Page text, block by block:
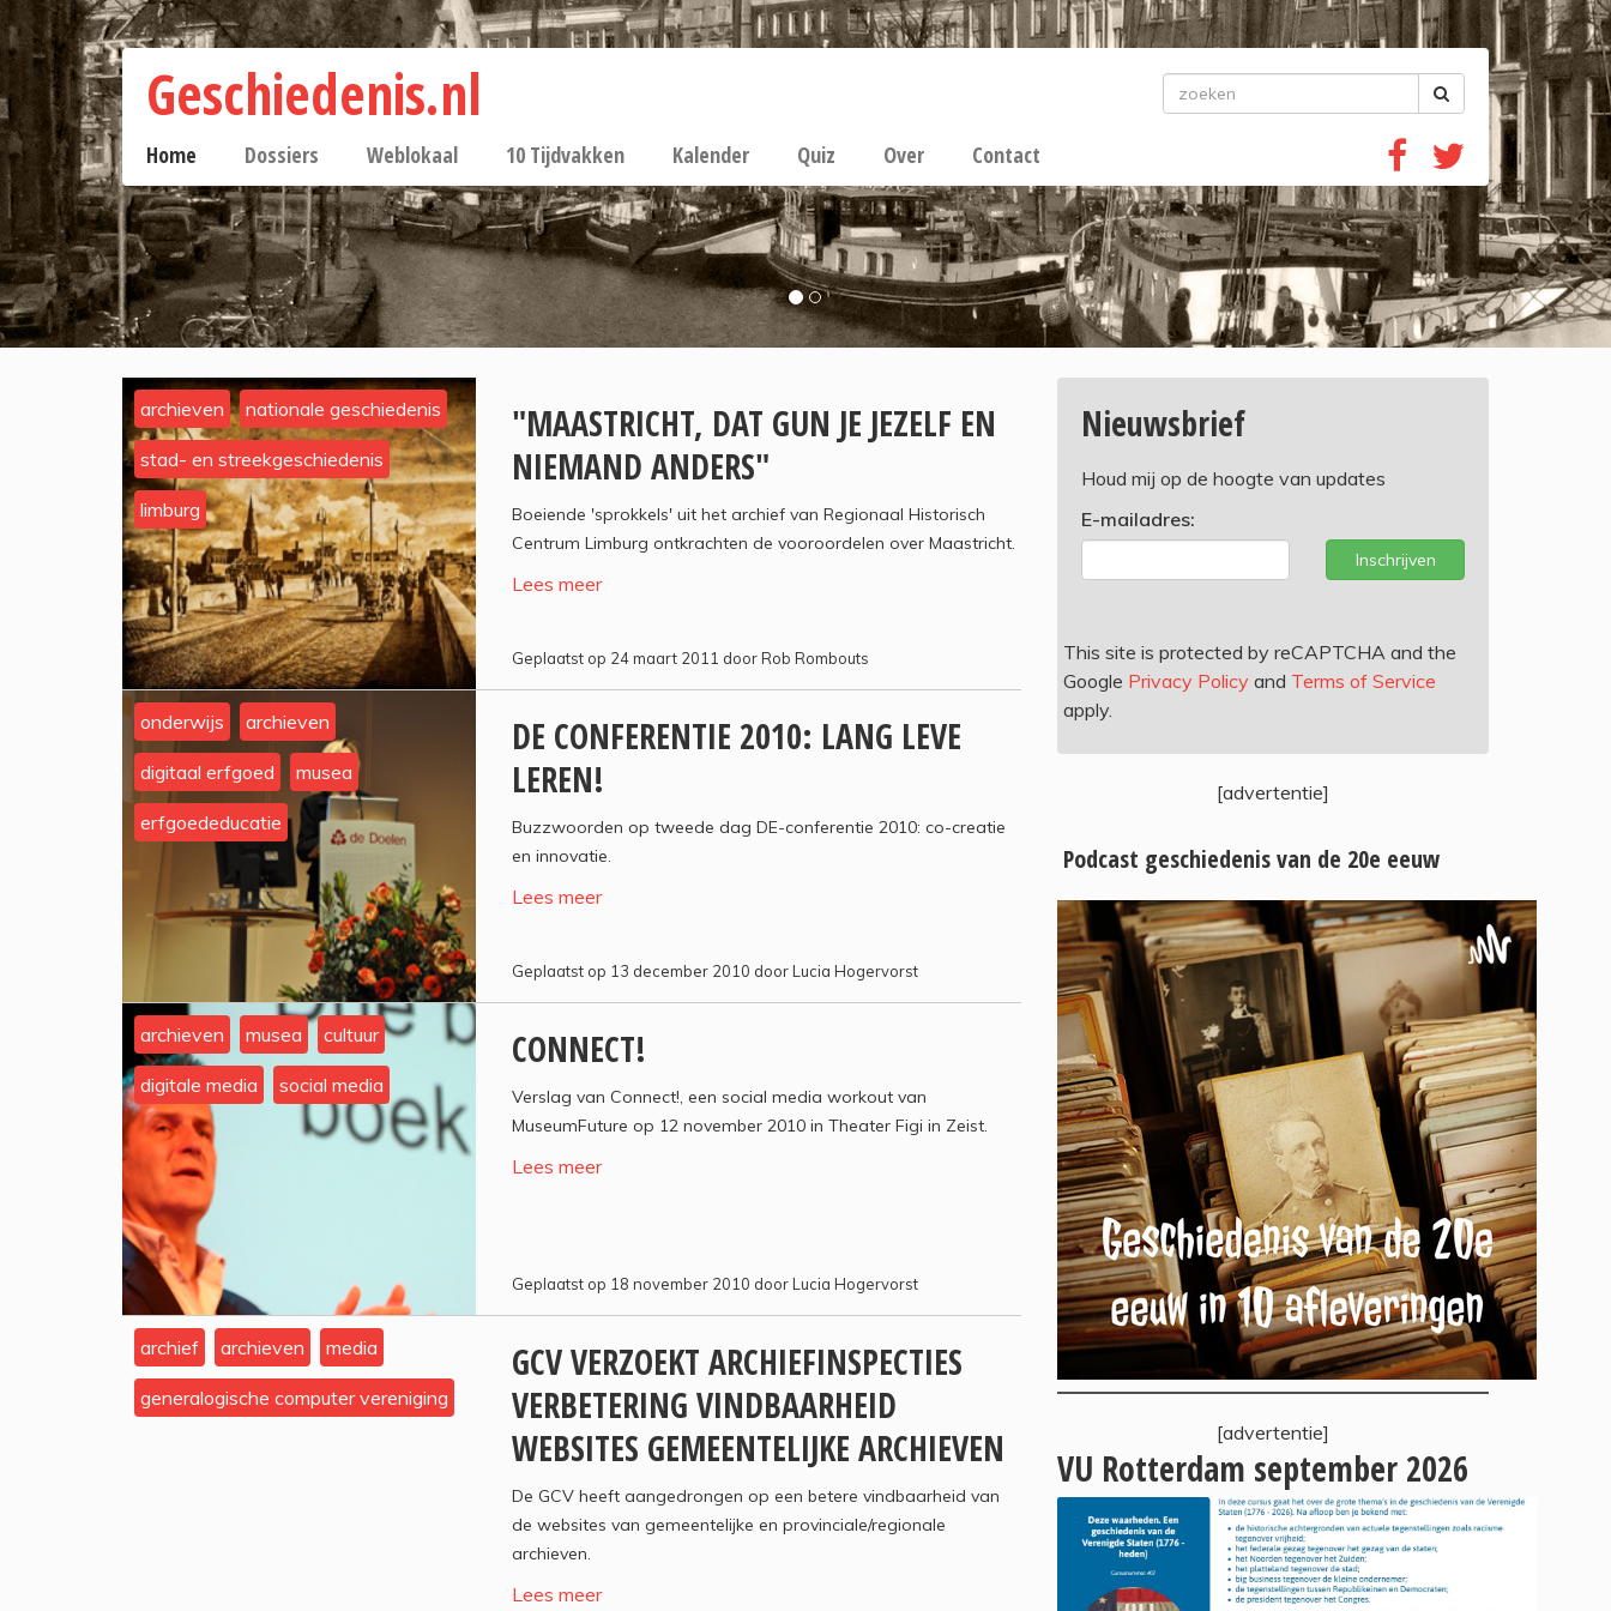
Geschiedenis.nl
Home Dossiers Weblokaal 10 Tijdvakken Kalender Quiz Over Contact
archieven nationale geschiedenis
stad- en streekgeschiedenis
limburg
"MAASTRICHT, DAT GUN JE JEZELF EN
NIEMAND ANDERS"
Boeiende 'sprokkels' uit het archief van Regionaal Historisch
Centrum Limburg ontkrachten de vooroordelen over Maastricht.
Lees meer
Geplaatst op 24 maart 2011 door Rob Rombouts
onderwijs archieven
digitaal erfgoed musea
erfgoededucatie
DE CONFERENTIE 2010: LANG LEVE
LEREN!
Buzzwoorden op tweede dag DE-conferentie 2010: co-creatie
en innovatie.
Lees meer
Geplaatst op 13 december 2010 door Lucia Hogervorst
archieven musea cultuur
digitale media social media
CONNECT!
Verslag van Connect!, een social media workout van
MuseumFuture op 12 november 2010 in Theater Figi in Zeist.
Lees meer
Geplaatst op 18 november 2010 door Lucia Hogervorst
archief archieven media
generalogische computer vereniging
GCV VERZOEKT ARCHIEFINSPECTIES
VERBETERING VINDBAARHEID
WEBSITES GEMEENTELIJKE ARCHIEVEN
De GCV heeft aangedrongen op een betere vindbaarheid van
de websites van gemeentelijke en provinciale/regionale
archieven.
Lees meer
Nieuwsbrief
Houd mij op de hoogte van updates
E-mailadres:
Inschrijven
This site is protected by reCAPTCHA and the
Google Privacy Policy and Terms of Service
apply.
[advertentie]
Podcast geschiedenis van de 20e eeuw
[advertentie]
VU Rotterdam september 2026